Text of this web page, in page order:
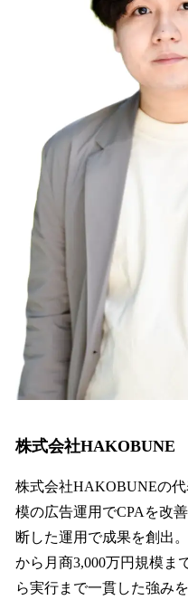
株式会社
株式会社HAKOBUNEの
模の広告運用でCPAを改
断した運用で成果を創出
から月商3,000万円規模ま
ら実行まで一貫した強みを